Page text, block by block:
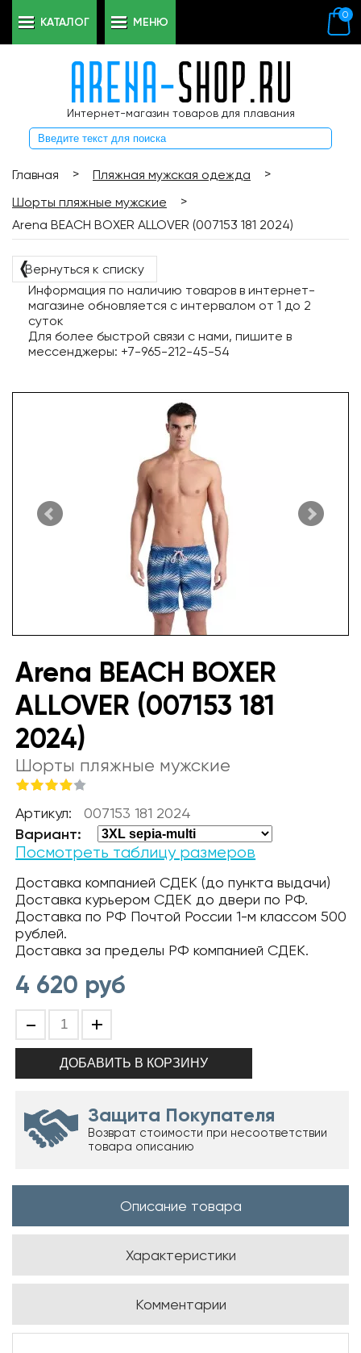
Интернет-магазин товаров для плавания
0
КАТАЛОГ МЕНЮ
Главная > Пляжная мужская одежда
>
Шорты пляжные мужские
>
Arena BEACH BOXER ALLOVER (007153 181 2024)
❬Вернуться к списку
Информация по наличию товаров в интернет-
магазине обновляется с интервалом от 1 до 2
суток
Для более быстрой связи с нами, пишите в
мессенджеры: +7-965-212-45-54
Arena BEACH BOXER
ALLOVER (007153 181
2024)
Шорты пляжные мужские
Артикул: 007153 181 2024
Вариант:
Посмотреть таблицу размеров
Доставка компанией СДЕК (до пункта выдачи)
Доставка курьером СДЕК до двери по РФ.
Доставка по РФ Почтой России 1-м классом 500
рублей.
Доставка за пределы РФ компанией СДЕК.
4 620 руб
- +
Защита Покупателя
Возврат стоимости при несоответствии
товара описанию
Описание товара
Характеристики
Комментарии